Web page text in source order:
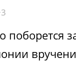
поборется